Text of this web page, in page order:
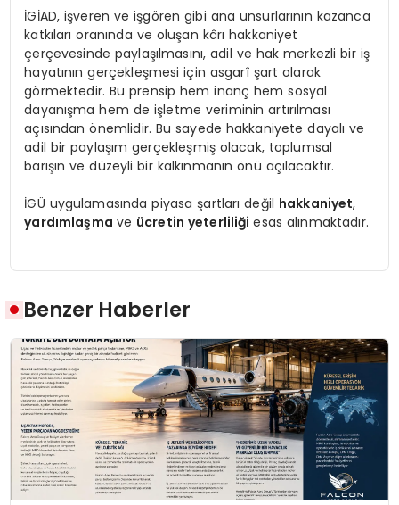
İGİAD, işveren ve işgören gibi ana unsurlarının kazanca
katkıları oranında ve oluşan kârı hakkaniyet
çerçevesinde paylaşılmasını, adil ve hak merkezli bir iş
hayatının gerçekleşmesi için asgarî şart olarak
görmektedir. Bu prensip hem inanç hem sosyal
dayanışma hem de işletme veriminin artırılması
açısından önemlidir. Bu sayede hakkaniyete dayalı ve
adil bir paylaşım gerçekleşmiş olacak, toplumsal
barışın ve düzeyli bir kalkınmanın önü açılacaktır.
İGÜ uygulamasında piyasa şartları değil hakkaniyet,
yardımlaşma ve ücretin yeterliliğiesas alınmaktadır.
Benzer Haberler